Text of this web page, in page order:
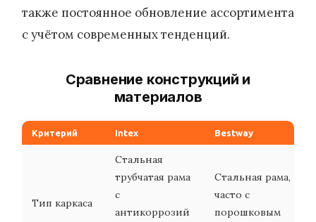
также постоянное обновление ассортимента
с учётом современных тенденций.
Сравнение конструкций и
материалов
Критерий Intex Bestway
Тип каркаса
Стальная
трубчатая рама
с
антикоррозий
Стальная рама,
часто с
порошковым